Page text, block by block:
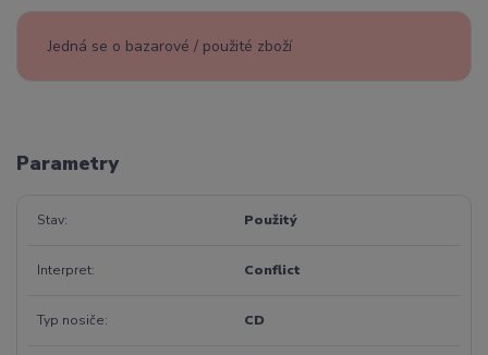
Jedná se o bazarové / použité zboží
Parametry
Stav Použitý
Interpret Conflict
Typ nosiče CD